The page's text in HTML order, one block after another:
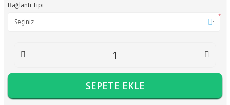
Bağlantı Tipi
*
SEPETE EKLE